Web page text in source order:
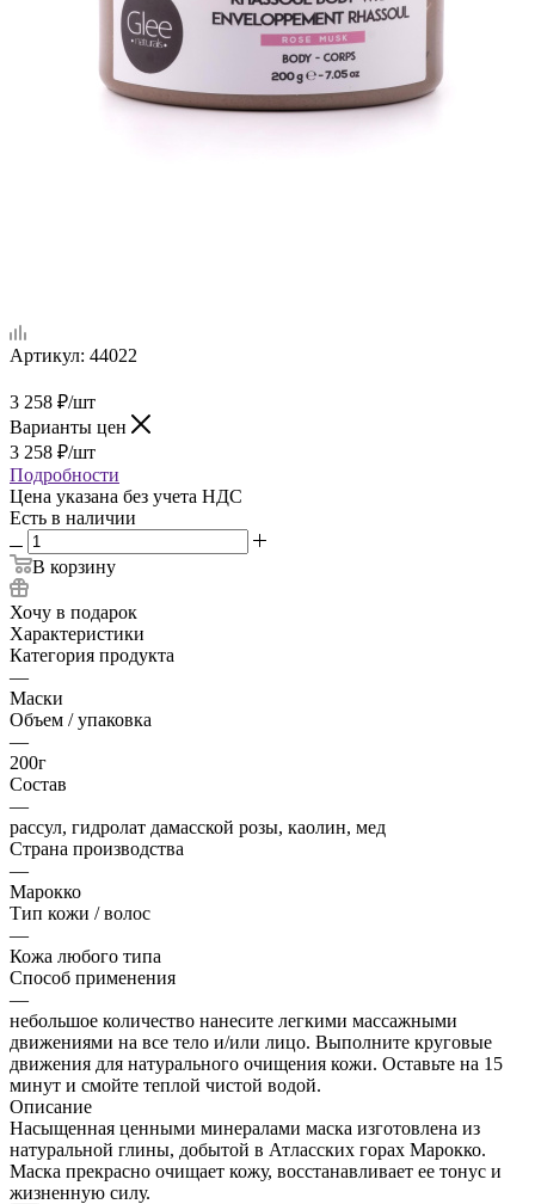
Артикул: 44022
3 258 ₽/шт
Варианты цен
3 258 ₽/шт
Подробности
Цена указана без учета НДС
Есть в наличии
В корзину
Хочу в подарок
Характеристики
Категория продукта
—
Маски
Объем / упаковка
—
200г
Состав
—
рассул, гидролат дамасской розы, каолин, мед
Страна производства
—
Марокко
Тип кожи / волос
—
Кожа любого типа
Cпособ применения
—
небольшое количество нанесите легкими массажными
движениями на все тело и/или лицо. Выполните круговые
движения для натурального очищения кожи. Оставьте на 15
минут и смойте теплой чистой водой.
Описание
Насыщенная ценными минералами маска изготовлена из
натуральной глины, добытой в Атласских горах Марокко.
Маска прекрасно очищает кожу, восстанавливает ее тонус и
жизненную силу.